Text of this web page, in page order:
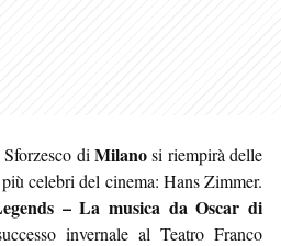
di Milanosi riempirà delle
celebri del cinema: Hans Zimmer.
– La musica da Oscar di
invernale al Teatro Franco